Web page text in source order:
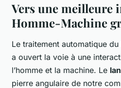
Vers une meilleure
Homme-Machine
Le traitement automatique
a ouvert la voie à une
l’homme et la machine. Le
pierre angulaire de notre